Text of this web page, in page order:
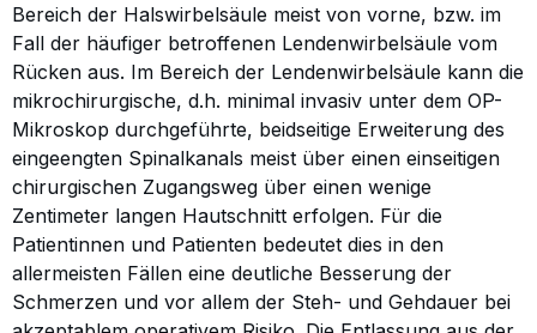
Bereich der Halswirbelsäule meist von vorne, bzw. im
Fall der häufiger betroffenen Lendenwirbelsäule vom
Rücken aus. Im Bereich der Lendenwirbelsäule kann die
mikrochirurgische, d.h. minimal invasiv unter dem OP-
Mikroskop durchgeführte, beidseitige Erweiterung des
eingeengten Spinalkanals meist über einen einseitigen
chirurgischen Zugangsweg über einen wenige
Zentimeter langen Hautschnitt erfolgen. Für die
Patientinnen und Patienten bedeutet dies in den
allermeisten Fällen eine deutliche Besserung der
Schmerzen und vor allem der Steh- und Gehdauer bei